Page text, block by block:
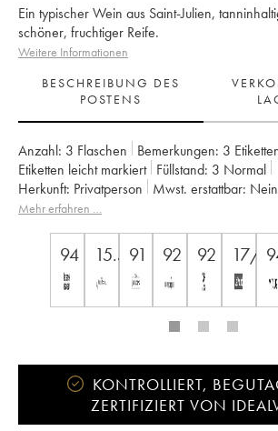
Ein typischer Wein aus Saint-Julien,
schöner, fruchtiger Reife.
Weitere Informationen
BESCHREIBUNG DES
POSTENS
Anzahl: 3 Flaschen Bemerkungen: 3
Etiketten leicht markiert Füllstand: 3 Normal
Herkunft:
privatperson Mwst. erstattbar: nein
Appellation:
Mehr erfahren …
94 15.5 91 92 92 17/
KONTROLLIERT,
ZERTIFIZIERT VON